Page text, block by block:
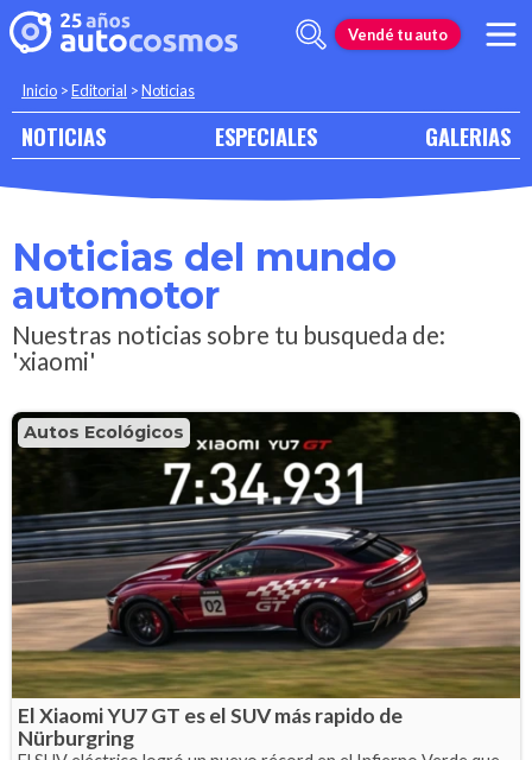
Vendé tu auto
Inicio >Editorial >Noticias
NOTICIAS ESPECIALES GALERIAS
Noticias del mundo
automotor
Nuestras noticias sobre tu busqueda de:
'xiaomi'
Autos Ecológicos
El Xiaomi YU7 GT es el SUV más rapido de
Nürburgring